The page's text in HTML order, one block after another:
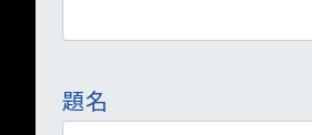
題名